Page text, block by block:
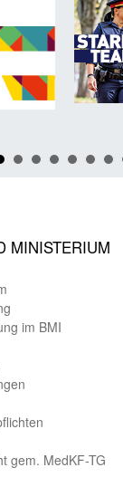
MINIST­ERIUM
im BMI
gem. MedKF-TG